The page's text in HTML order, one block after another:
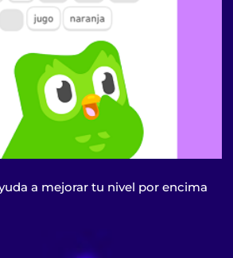
a mejorar tu nivel por encima